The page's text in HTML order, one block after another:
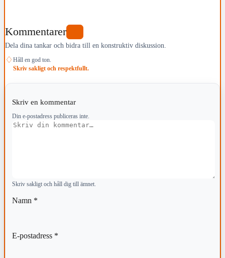
Kommentarer
Dela dina tankar och bidra till en konstruktiv diskussion.
♢ Håll en god ton.
Skriv sakligt och respektfullt.
Skriv en kommentar
Din e-postadress publiceras inte.
Kommentar
Skriv sakligt och håll dig till ämnet.
Namn *
E-postadress *